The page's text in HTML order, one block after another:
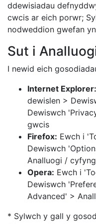
ddewisiadau
cwcis ar eich porwr;
nodweddion gwefan
Sut i
I newid eich
Internet Explorer:
dewislen >
Dewiswch
gwcis
Firefox: Ewch i
Dewiswch
Analluogi /
Opera: Ewch i
Dewiswch
Advanced' >
* Sylwch y gall y